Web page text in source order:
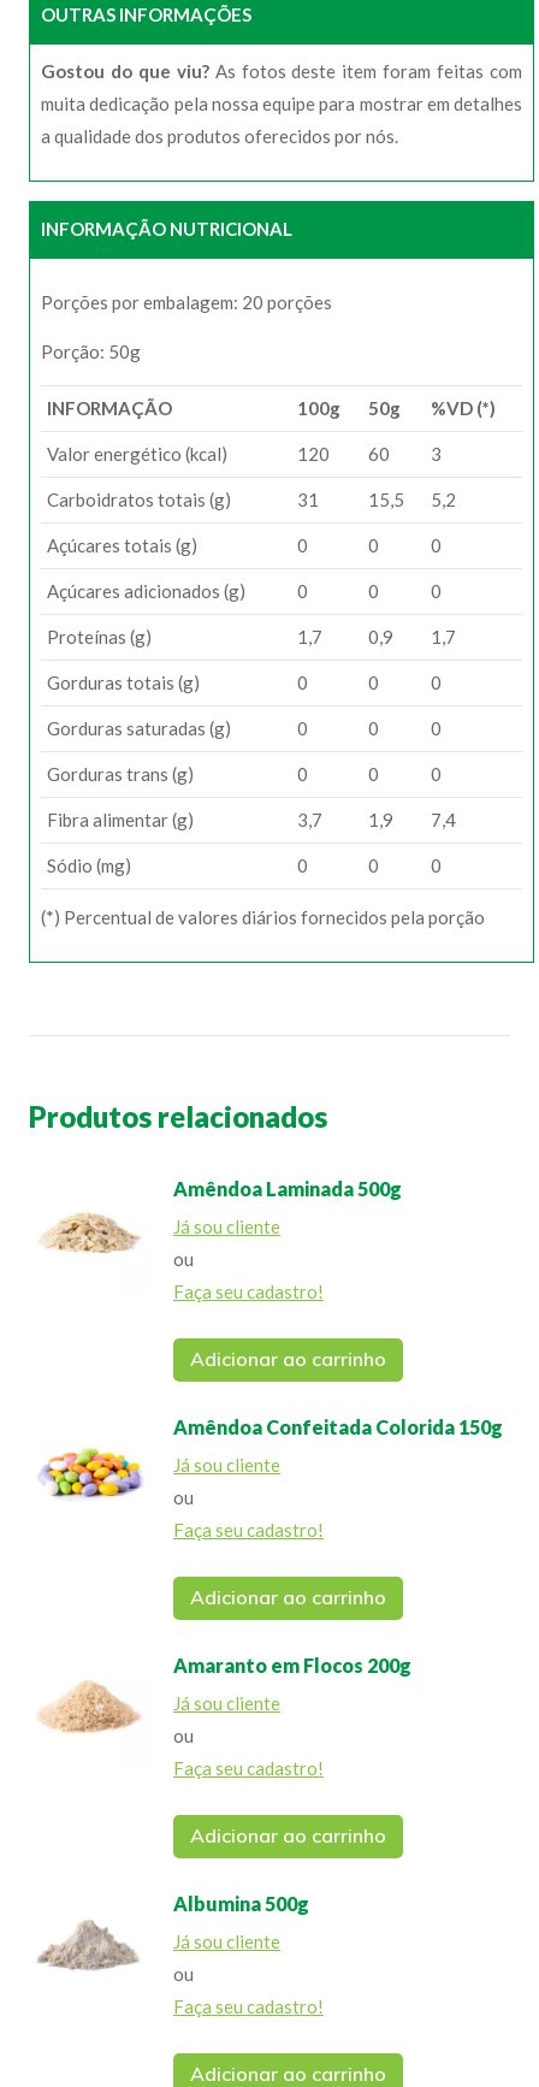
OUTRAS INFORMAÇÕES
Gostou do que viu?As fotos deste item foram feitas com
muita dedicação pela nossa equipe para mostrar em detalhes
a qualidade dos produtos oferecidos por nós.
INFORMAÇÃO NUTRICIONAL
Porções por embalagem: 20 porções
Porção: 50g
INFORMAÇÃO 100g 50g %VD (*)
Valor energético (kcal) 120 60 3
Carboidratos totais (g) 31 15,5 5,2
Açúcares totais (g) 0 0 0
Açúcares adicionados (g) 0 0 0
Proteínas (g) 1,7 0,9 1,7
Gorduras totais (g) 0 0 0
Gorduras saturadas (g) 0 0 0
Gorduras trans (g) 0 0 0
Fibra alimentar (g) 3,7 1,9 7,4
Sódio (mg) 0 0 0
(*) Percentual de valores diários fornecidos pela porção
Produtos relacionados
Amêndoa Laminada 500g
Já sou cliente
ou
Faça seu cadastro!
Adicionar ao carrinho
Amêndoa Confeitada Colorida 150g
Já sou cliente
ou
Faça seu cadastro!
Adicionar ao carrinho
Amaranto em Flocos 200g
Já sou cliente
ou
Faça seu cadastro!
Adicionar ao carrinho
Albumina 500g
Já sou cliente
ou
Faça seu cadastro!
Adicionar ao carrinho